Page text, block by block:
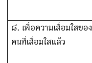
๘. เพื่อความเลื่อมใสของ
คนที่เลื่อมใสแล้ว